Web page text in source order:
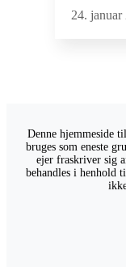
24. januar
Denne hjemmeside
bruges som eneste
ejer fraskriver sig
behandles i henhold